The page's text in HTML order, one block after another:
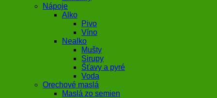
Nápoje
Alko
Pivo
Víno
Nealko
Mušty
Sirupy
Šťavy a pyré
Voda
Orechové maslá
Maslá zo semien